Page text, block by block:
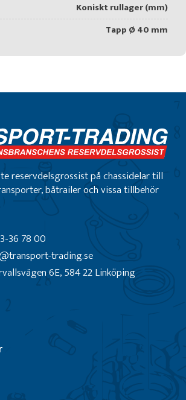
Koniskt rullager (mm)
Tapp Ø 40 mm
reservdelsgrossist på chassidelar till
båtrailer och vissa tillbehör
36 78 00
trading.se
6E, 584 22 Linköping